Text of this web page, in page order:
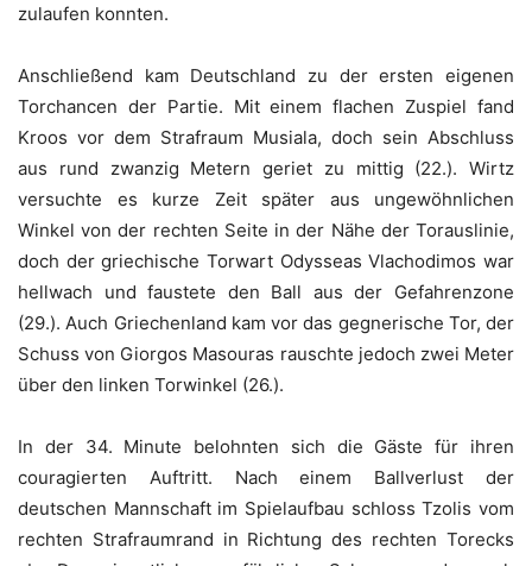
zulaufen konnten.
Anschließend kam Deutschland zu der ersten eigenen
Torchancen der Partie. Mit einem flachen Zuspiel fand
Kroos vor dem Strafraum Musiala, doch sein Abschluss
aus rund zwanzig Metern geriet zu mittig (22.). Wirtz
versuchte es kurze Zeit später aus ungewöhnlichen
Winkel von der rechten Seite in der Nähe der Torauslinie,
doch der griechische Torwart Odysseas Vlachodimos war
hellwach und faustete den Ball aus der Gefahrenzone
(29.). Auch Griechenland kam vor das gegnerische Tor, der
Schuss von Giorgos Masouras rauschte jedoch zwei Meter
über den linken Torwinkel (26.).
In der 34. Minute belohnten sich die Gäste für ihren
couragierten Auftritt. Nach einem Ballverlust der
deutschen Mannschaft im Spielaufbau schloss Tzolis vom
rechten Strafraumrand in Richtung des rechten Torecks